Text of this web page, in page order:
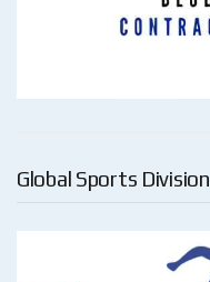
Global Sports Division